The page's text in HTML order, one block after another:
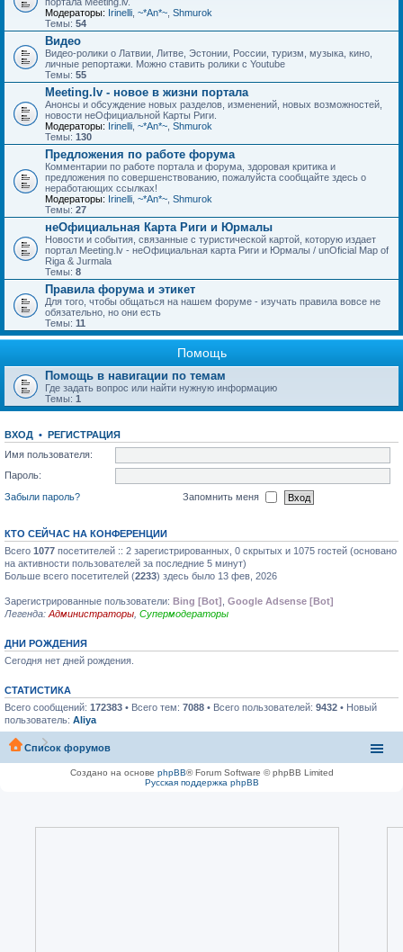
Модераторы: Irinelli ~*An*~ Shmurok
Темы: 54
Видео
Видео-ролики о Латвии, Литве, Эстонии, России, туризм, музыка, кино,
личные репортажи. Можно ставить ролики с Youtube
Темы: 55
Meeting.lv - новое в жизни портала
Анонсы и обсуждение новых разделов, изменений, новых возможностей,
новости неОфициальной Карты Риги.
Модераторы: Irinelli ~*An*~ Shmurok
Темы: 130
Предложения по работе форума
Комментарии по работе портала и форума, здоровая критика и
предложения по совершенствованию, пожалуйста сообщайте здесь о
неработающих ссылках!
Модераторы: Irinelli ~*An*~ Shmurok
Темы: 27
неОфициальная Карта Риги и Юрмалы
Новости и события, связанные с туристической картой, которую издает
портал Meeting.lv - неОфициальная карта Риги и Юрмалы / unOficial Map of
Riga & Jurmala
Темы: 8
Правила форума и этикет
Для того, чтобы общаться на нашем форуме - изучать правила вовсе не
обязательно, но они есть
Темы: 11
Помощь
Помощь в навигации по темам
Где задать вопрос или найти нужную информацию
Темы: 1
ВХОД •
РЕГИСТРАЦИЯ
Имя пользователя:
Пароль:
Забыли пароль?
Запомнить меня
КТО СЕЙЧАС НА КОНФЕРЕНЦИИ
Всего 1077 посетителей :: 2 зарегистрированных, 0 скрытых и 1075 гостей (основано
на активности пользователей за последние 5 минут)
Больше всего посетителей (2233) здесь было 13 фев, 2026
Зарегистрированные пользователи: Bing [Bot]
Google Adsense [Bot]
Легенда: Администраторы Супермодераторы
ДНИ РОЖДЕНИЯ
Сегодня нет дней рождения.
СТАТИСТИКА
Всего сообщений: 172383 • Всего тем: 7088 • Всего пользователей: 9432 • Новый
пользователь: Aliya
Список форумов
Создано на основе phpBB® Forum Software © phpBB Limited
Русская поддержка phpBB